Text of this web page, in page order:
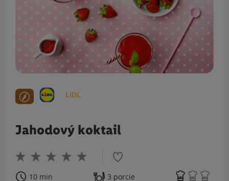
LIDL
Jahodový koktail
10 min 3 porcie